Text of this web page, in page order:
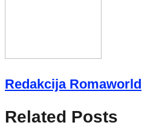
Redakcija Romaworld
Related Posts